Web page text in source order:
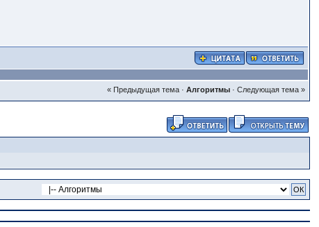
« Предыдущая тема· Алгоритмы· Следующая тема »